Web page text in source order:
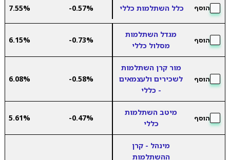
הוסף כלל השתלמות כללי -0.57%
7.55%
הוסף
מגדל השתלמות
מסלול כללי
-0.73%
6.15%
הוסף
מור קרן השתלמות
לשכירים ולעצמאים
- כללי
-0.58%
6.08%
הוסף
מיטב השתלמות
כללי
-0.47%
5.61%
מינהל - קרן
ההשתלמות